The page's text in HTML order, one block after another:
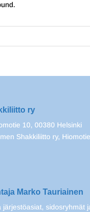
ry
10, 00380 Helsinki
Shakkiliitto ry,
Marko Tauriainen
järjestöasiat, sidosryhmät